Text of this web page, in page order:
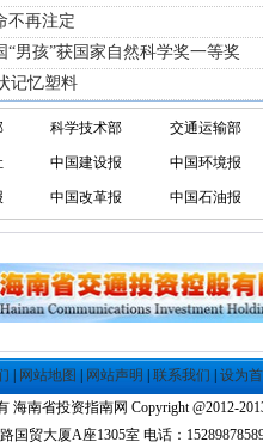
不再注定
“男孩”获国家自然科学奖一等奖
记忆塑料
科学技术部 交通运输部
中国建设报 中国环境报
中国改革报 中国石油报
| 网站地图 | 网站声明 | 联系我们 | 设为
海南省投资指南网 Copyright @2012-
国贸大厦A座1305室 电话：